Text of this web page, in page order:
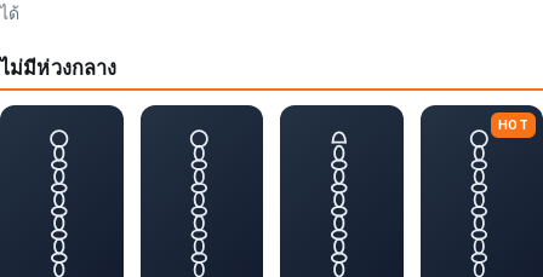
ได้
ไม่มีห่วงกลาง
HOT